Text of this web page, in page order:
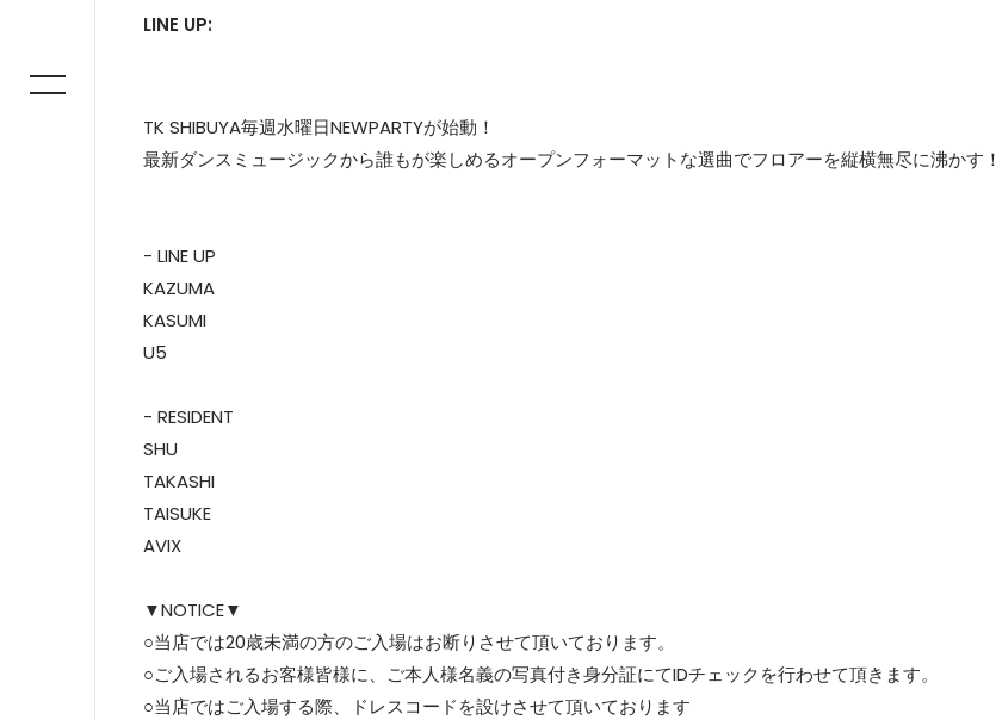
LINE UP:
TK SHIBUYA毎週水曜日NEWPARTYが始動！
最新ダンスミュージックから誰もが楽しめるオープンフォーマットな選曲でフロアーを縦横無尽に沸かす！
- LINE UP
KAZUMA
KASUMI
U5
- RESIDENT
SHU
TAKASHI
TAISUKE
AVIX
▼NOTICE▼
○当店では20歳未満の方のご入場はお断りさせて頂いております。
○ご入場されるお客様皆様に、ご本人様名義の写真付き身分証にてIDチェックを行わせて頂きます。
○当店ではご入場する際、ドレスコードを設けさせて頂いております